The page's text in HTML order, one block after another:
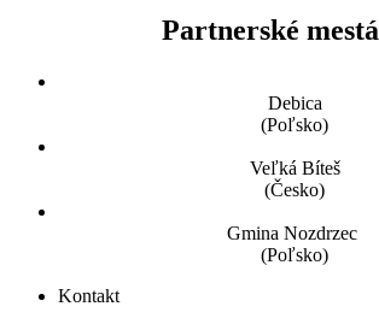
Partnerské mestá
Debica
(Poľsko)
Veľká Bíteš
(Česko)
Gmina Nozdrzec
(Poľsko)
Kontakt